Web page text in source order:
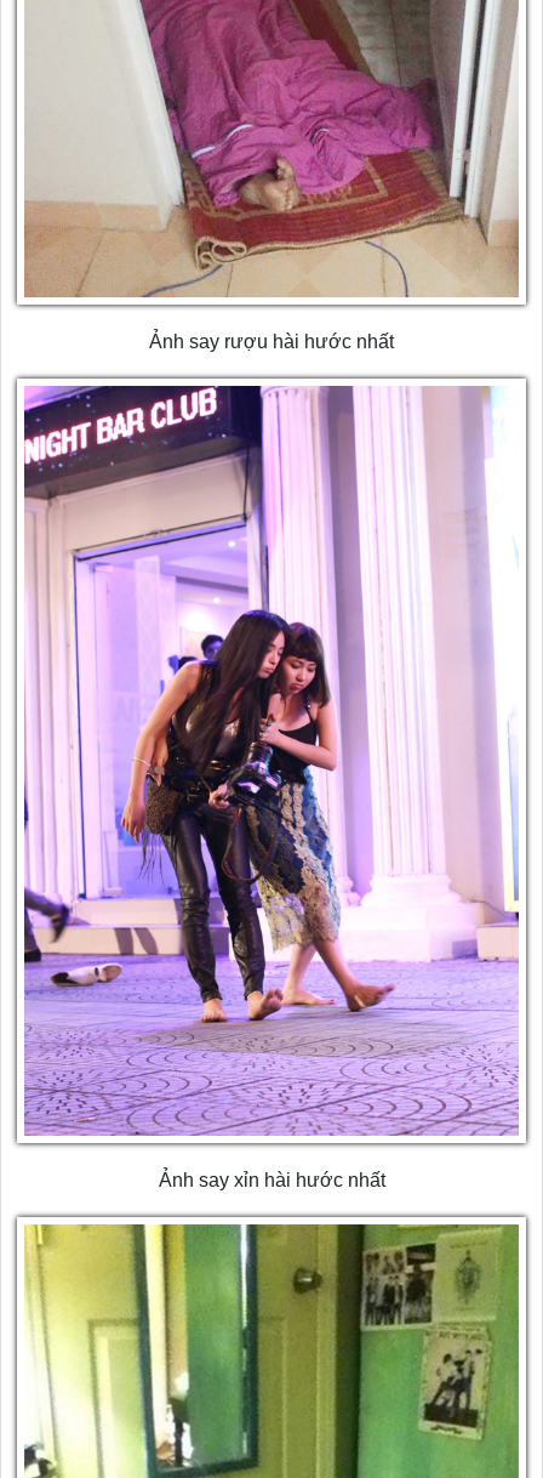
Ảnh say rượu hài hước nhất
Ảnh say xỉn hài hước nhất